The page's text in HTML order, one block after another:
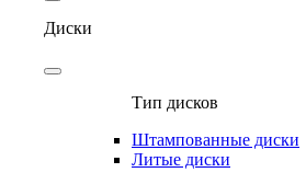
Диски
Тип дисков
Штампованные диски
Литые диски